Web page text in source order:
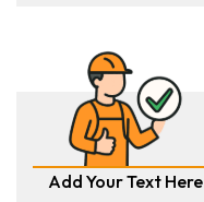
Add Your Text Here